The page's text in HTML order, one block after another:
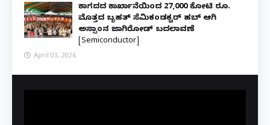
ಕಾಗದದ ಕಾರ್ಖಾನೆಯಿಂದ 27,000 ಕೋಟಿ ರೂ.
ಮೊತ್ತದ ಬೃಹತ್ ಸೆಮಿಕಂಡಕ್ಟರ್ ಹಬ್ ಆಗಿ
ಅಸ್ಸಾಂನ ಜಾಗಿರೋಡ್ ಬದಲಾವಣೆ
[Semiconductor]
April 03, 2026